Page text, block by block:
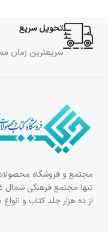
تحویل سریع
سریعترین زمان
مجتمع و فروشگاه
تنها مجتمع فرهنگی شمال
از ده هزار جلد کتاب و